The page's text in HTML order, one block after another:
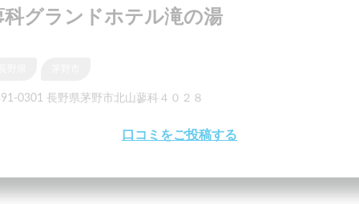
科グランドホテル滝の湯
0301 長野県茅野市北山蓼科４０２８
口コミをご投稿する